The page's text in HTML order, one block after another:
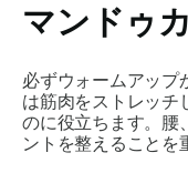
マンドゥ
必ずウォームアップ
は筋肉をストレッチ
のに役立ちます。腰
ントを整えることを